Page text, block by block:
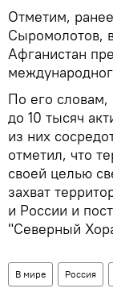
Отметим,
Сыромолотов,
Афганистан
По его словам,
до 10 тысяч
из них
отметил, что
своей целью
захват
и России и
"Северный
В мире Россия